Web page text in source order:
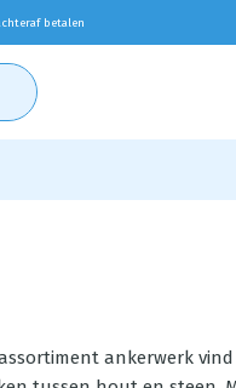
betalen
ankerwerk